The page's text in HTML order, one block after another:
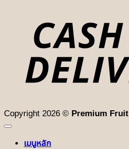
Copyright 2026 © Premium Fruit
เมนูหลัก